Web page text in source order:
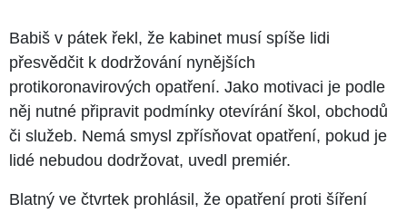
Babiš v pátek řekl, že kabinet musí spíše lidi
přesvědčit k dodržování nynějších
protikoronavirových opatření. Jako motivaci je podle
něj nutné připravit podmínky otevírání škol, obchodů
či služeb. Nemá smysl zpřísňovat opatření, pokud je
lidé nebudou dodržovat, uvedl premiér.
Blatný ve čtvrtek prohlásil, že opatření proti šíření